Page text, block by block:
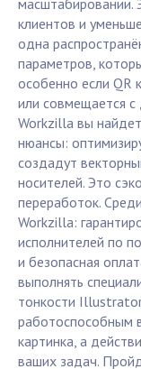
масштабировании.
клиентов и
одна
параметров,
особенно если QR
или совмещается
Workzilla вы
нюансы:
создадут
носителей. Это
переработок.
Workzilla:
исполнителей по
и безопасная
выполнять
тонкости
работоспособным
картинка, а
ваших задач.